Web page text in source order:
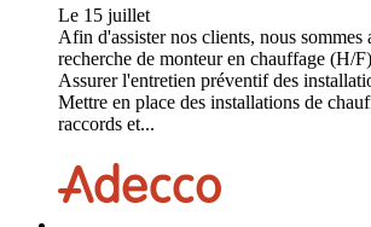
Le 15 juillet
Afin d'assister nos clients, nous sommes
recherche de monteur en chauffage (H/
Assurer l'entretien préventif des
Mettre en place des installations de
raccords et...